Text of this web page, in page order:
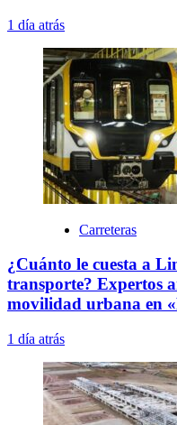
1 día atrás
Carreteras
¿Cuánto le cuesta a
transporte? Expertos
movilidad urbana en
1 día atrás